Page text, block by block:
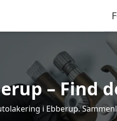
– Find
i Ebberup.